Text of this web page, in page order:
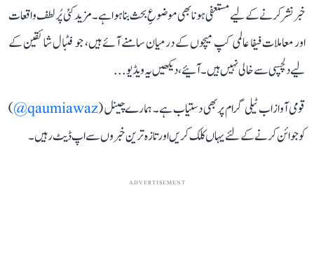
خبر نشر کرنے کے لیے مستعفی ہونا بھی موضوعِ بحث بنا ہوا ہے۔ مزید کئی پُر لطف واقعات
اور معاملات فیفا عالمی کپ میچوں کے درمیان سامنے آئے ہیں، جو فٹبال شائقین کے
لیے دلچسپی سے خالی نہیں ہیں۔ آئیے، دیکھیں یہ ویڈیو...
قومی آواز اب ٹیلی گرام پر بھی دستیاب ہے۔ ہمارے چینل (qaumiawaz@
)
کو جوائن کرنے کے لئے یہاں کلک کریں اور تازہ ترین خبروں سے اپ ڈیٹ رہیں۔
ADVERTISEMENT